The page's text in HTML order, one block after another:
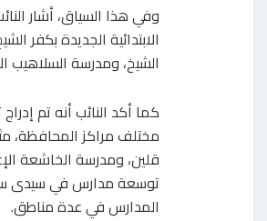
وفي هذا السياق، أشار
الابتدائية الجديدة بكفر
الشيخ، ومدرسة السلاهيب
كما أكد النائب أنه تم
مختلف مراكز المحافظة،
قلين، ومدرسة الخاشعة
توسعة مدارس في سيدى
المدارس في عدة مناطق.